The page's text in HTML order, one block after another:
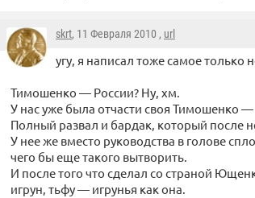
skrt, 11 Февраля 2010 , url
угу, я написал тоже самое только
Тимошенко — России? Ну, хм.
У нас уже была отчасти своя Тимошенко
Полный развал и бардак, который после
У нее же вместо руководства в голове
чего бы еще такого вытворить.
И после того что сделал со страной
игрун, тьфу — игрунья как она.